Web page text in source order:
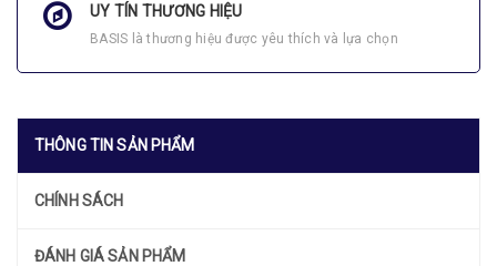
UY TÍN THƯƠNG HIỆU
BASIS là thương hiệu được yêu thích và lựa chọn
THÔNG TIN SẢN PHẨM
CHÍNH SÁCH
ĐÁNH GIÁ SẢN PHẨM